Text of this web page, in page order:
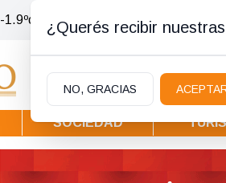
-1.9ºc | Villa la Angostura
SOCIEDAD
¿Querés recibir
NO, GRACIAS